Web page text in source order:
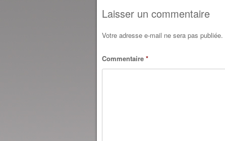
Laisser un commentaire
Votre adresse e-mail ne sera pas publiée.
Commentaire *